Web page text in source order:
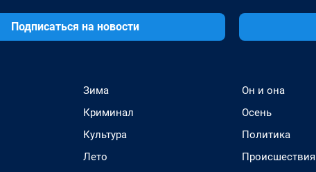
Подписаться на новости
Зима
Криминал
Культура
Лето
Он и она
Осень
Политика
Происшествия